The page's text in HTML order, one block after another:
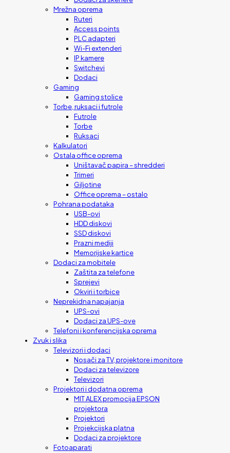
Mrežna oprema
Ruteri
Access points
PLC adapteri
Wi-Fi extenderi
IP kamere
Switchevi
Dodaci
Gaming
Gaming stolice
Torbe, ruksaci i futrole
Futrole
Torbe
Ruksaci
Kalkulatori
Ostala office oprema
Uništavač papira – shredderi
Trimeri
Giljotine
Office oprema – ostalo
Pohrana podataka
USB-ovi
HDD diskovi
SSD diskovi
Prazni mediji
Memorijske kartice
Dodaci za mobitele
Zaštita za telefone
Sprejevi
Okviri i torbice
Neprekidna napajanja
UPS-ovi
Dodaci za UPS-ove
Telefoni i konferencijska oprema
Zvuk i slika
Televizori i dodaci
Nosači za TV, projektore i monitore
Dodaci za televizore
Televizori
Projektori i dodatna oprema
MIT ALEX promocija EPSON
projektora
Projektori
Projekcijska platna
Dodaci za projektore
Fotoaparati